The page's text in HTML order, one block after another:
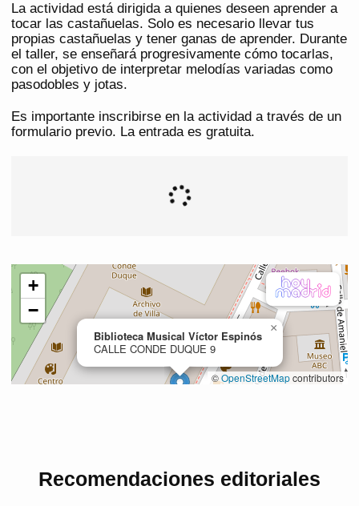
La actividad está dirigida a quienes deseen aprender a
tocar las castañuelas. Solo es necesario llevar tus
propias castañuelas y tener ganas de aprender. Durante
el taller, se enseñará progresivamente cómo tocarlas,
con el objetivo de interpretar melodías variadas como
pasodobles y jotas.
Es importante inscribirse en la actividad a través de un
formulario previo. La entrada es gratuita.
Recomendaciones editoriales